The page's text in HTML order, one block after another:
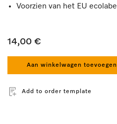
Voorzien van het EU ecolabel
14,00 €
Aan winkelwagen toevoegen
Add to order template